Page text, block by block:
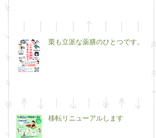
栗も立派な薬膳のひとつです。
移転リニューアルします